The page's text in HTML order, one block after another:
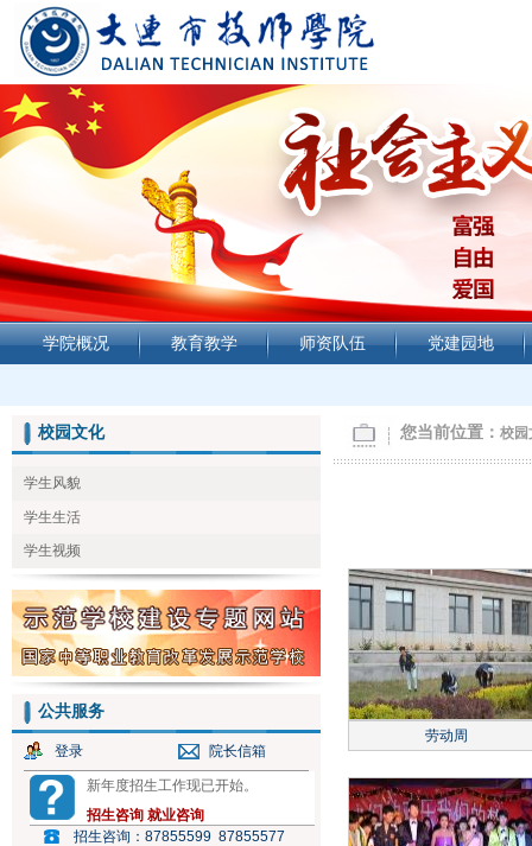
学院概况 教育教学 师资队伍 党建园地
校园文化
学生风貌
学生生活
学生视频
公共服务
登录 院长信箱
新年度招生工作现已开始。
招生咨询 就业咨询
招生咨询： 87855599 87855577
您当前位置： 校园
劳动周